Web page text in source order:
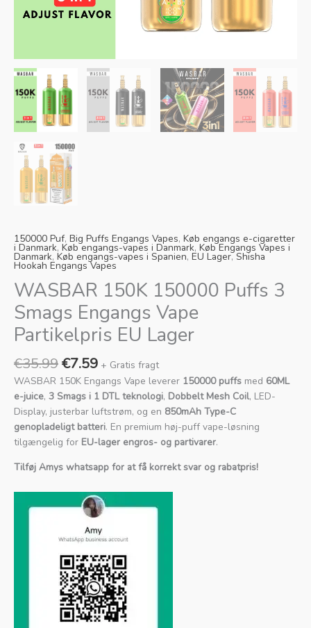
150000 Puf, Big Puffs Engangs Vapes, Køb engangs e-cigaretter
i Danmark, Køb engangs-vapes i Danmark, Køb Engangs Vapes i
Danmark, Køb engangs-vapes i Spanien, EU Lager,Shisha
Hookah Engangs Vapes
WASBAR 150K 150000 Puffs 3
Smags Engangs Vape
Partikelpris EU Lager
€35.99€7.59 + Gratis fragt
WASBAR 150K Engangs Vape leverer 150000 puffs med 60ML
e-juice, 3 Smags i 1 DTL teknologi, Dobbelt Mesh Coil, LED-
Display, justerbar luftstrøm, og en 850mAh Type-C
genopladeligt batteri. En premium høj-puff vape-løsning
tilgængelig for EU-lager engros- og partivarer.
Tilføj Amys whatsapp for at få korrekt svar og rabatpris!
Latvian
Slovenian
Czech
Croatian